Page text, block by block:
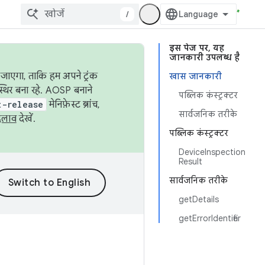
/
इस पेज पर, यह
जानकारी उपलब्ध है
खास जानकारी
पब्लिक कंस्ट्रक्टर
सार्वजनिक तरीके
पब्लिक कंस्ट्रक्टर
DeviceInspection
Result
सार्वजनिक तरीके
getDetails
getErrorIdentifier
ताकि हम अपने ट्रंक
बना रहे. AOSP बनाने
release मेनिफ़ेस्ट ब्रांच,
देखें.